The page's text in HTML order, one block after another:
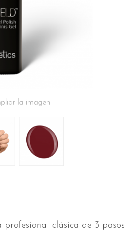
la imagen
clásica de 3 pasos